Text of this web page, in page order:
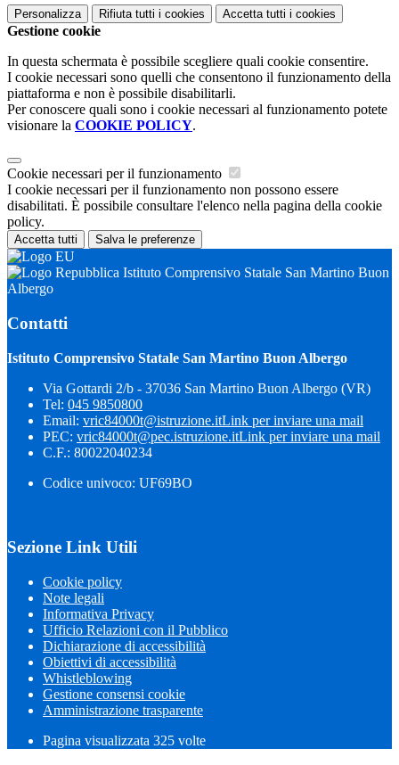
Personalizza Rifiuta tutti i cookies Accetta tutti i cookies
Gestione cookie
In questa schermata è possibile scegliere quali cookie consentire.
I cookie necessari sono quelli che consentono il funzionamento della
piattaforma e non è possibile disabilitarli.
Per conoscere quali sono i cookie necessari al funzionamento potete
visionare la COOKIE POLICY.
Cookie necessari per il funzionamento
I cookie necessari per il funzionamento non possono essere
disabilitati. È possibile consultare l'elenco nella pagina della cookie
policy.
Accetta tutti Salva le preferenze
Istituto Comprensivo Statale San Martino Buon
Albergo
Contatti
Istituto Comprensivo Statale San Martino Buon Albergo
Via Gottardi 2/b - 37036 San Martino Buon Albergo (VR)
Tel: 045 9850800
Email: vric84000t@istruzione.itLink per inviare una mail
PEC: vric84000t@pec.istruzione.itLink per inviare una mail
C.F.: 80022040234
Codice univoco: UF69BO
Sezione Link Utili
Cookie policy
Note legali
Informativa Privacy
Ufficio Relazioni con il Pubblico
Dichiarazione di accessibilità
Obiettivi di accessibilità
Whistleblowing
Gestione consensi cookie
Amministrazione trasparente
Pagina visualizzata 325 volte